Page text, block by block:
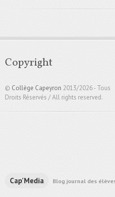
Copyright
© Collège Capeyron 2013/2026 - Tous
Droits Réservés / All rights reserved.
Cap'Media Blog journal des